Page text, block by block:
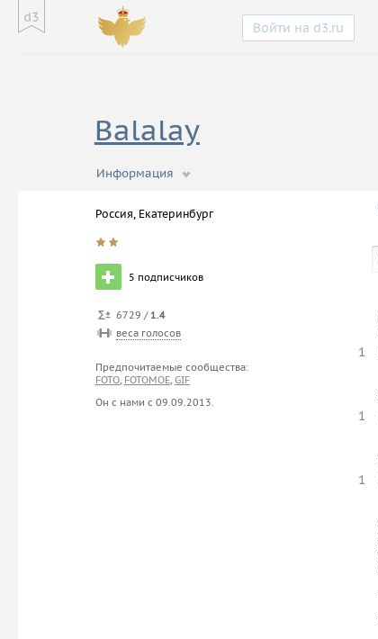
Войти на d3.ru
Balalay
Информация
Россия, Екатеринбург
5 подписчиков
6729 / 1.4
веса голосов
Предпочитаемые сообщества:
FOTO, FOTOMOE, GIF
Он с нами с 09.09.2013.
1
1
1